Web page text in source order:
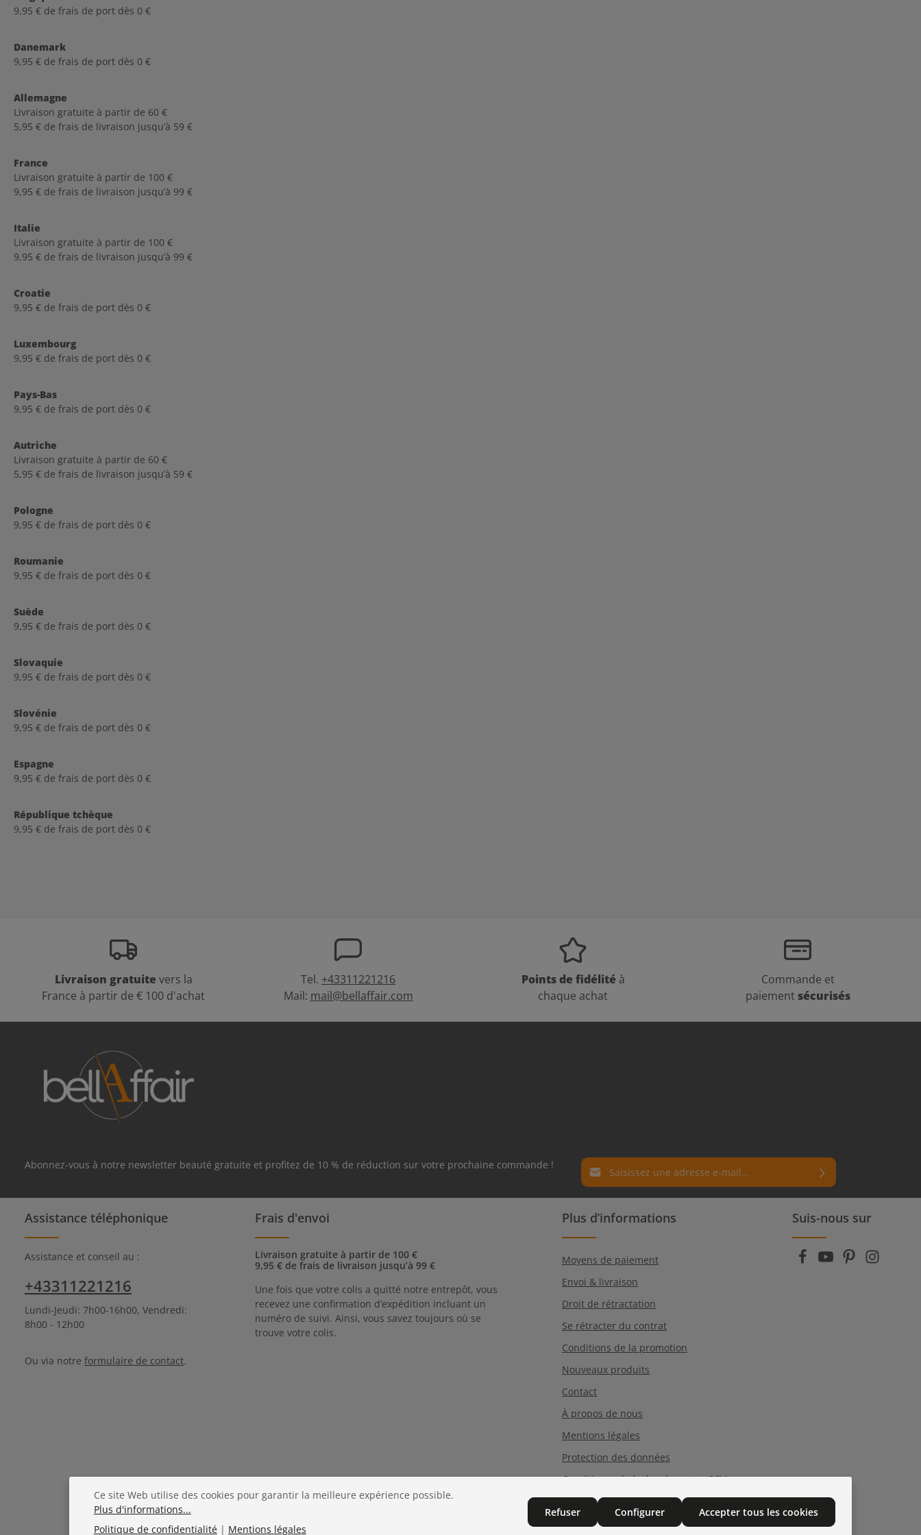
9,95 € de frais de port dès 0 €
Danemark
9,95 € de frais de port dès 0 €
Allemagne
Livraison gratuite à partir de 60 €
5,95 € de frais de livraison jusqu’à 59 €
France
Livraison gratuite à partir de 100 €
9,95 € de frais de livraison jusqu’à 99 €
Italie
Livraison gratuite à partir de 100 €
9,95 € de frais de livraison jusqu’à 99 €
Croatie
9,95 € de frais de port dès 0 €
Luxembourg
9,95 € de frais de port dès 0 €
Pays-Bas
9,95 € de frais de port dès 0 €
Autriche
Livraison gratuite à partir de 60 €
5,95 € de frais de livraison jusqu’à 59 €
Pologne
9,95 € de frais de port dès 0 €
Roumanie
9,95 € de frais de port dès 0 €
Suède
9,95 € de frais de port dès 0 €
Slovaquie
9,95 € de frais de port dès 0 €
Slovénie
9,95 € de frais de port dès 0 €
Espagne
9,95 € de frais de port dès 0 €
République tchèque
9,95 € de frais de port dès 0 €
Livraison gratuite vers la
France à partir de € 100 d'achat
Tel. +43311221216
Mail: mail@bellaffair.com
Points de fidélité à
chaque achat
Commande et
paiementsécurisés
Abonnez-vous à notre newsletter beauté gratuite et profitez de 10 % de réduction sur votre prochaine commande ! Adresse e-mail*
Politique de confidentialité
En sélectionnant Continuer, vous confirmez que vous
avez lu nos informations sur la
protection des données
conditions générales
Les champs marqués d'un astérisque (*) sont
obligatoires.
Assistance téléphonique
Assistance et conseil au :
+43311221216
Lundi-Jeudi: 7h00-16h00, Vendredi:
8h00 - 12h00
Ou via notre formulaire de contact.
Frais d'envoi
Livraison gratuite à partir de 100 €
9,95 € de frais de livraison jusqu’à 99 €
Une fois que votre colis a quitté notre entrepôt, vous
recevez une confirmation d’expédition incluant un
numéro de suivi. Ainsi, vous savez toujours où se
trouve votre colis.
Plus d’informations
Moyens de paiement
Envoi & livraison
Droit de rétractation
Se rétracter du contrat
Conditions de la promotion
Nouveaux produits
Contact
À propos de nous
Mentions légales
Protection des données
Conditions générales de vente (CGV)
Aide & FAQ
Suis-nous sur
Ce site Web utilise des cookies pour garantir la meilleure expérience possible.
Plus d'informations...
Politique de confidentialité| Mentions légales
Refuser Configurer Accepter tous les cookies